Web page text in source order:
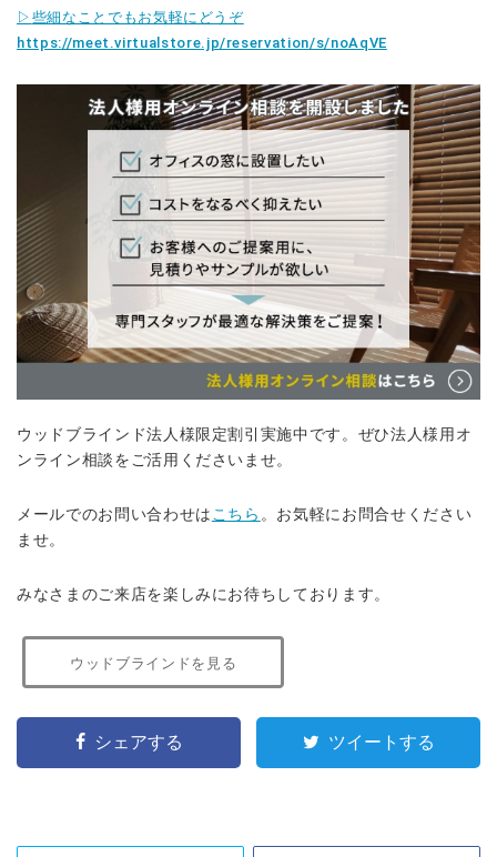
▷ 些細なことでもお気軽にどうぞ
https://meet.virtualstore.jp/reservation/s/noAqVE
ウッドブラインド法人様限定割引実施中です。ぜひ法人様用オ
ンライン相談をご活用くださいませ。
メールでのお問い合わせはこちら 。お気軽にお問合せください
ませ。
みなさまのご来店を楽しみにお待ちしております。
ウッドブラインドを見る
シェアする ツイートする